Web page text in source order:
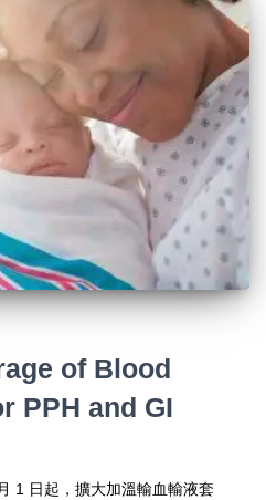
of Blood
PPH and GI
1 日起，擴大加溫輸血輸液套